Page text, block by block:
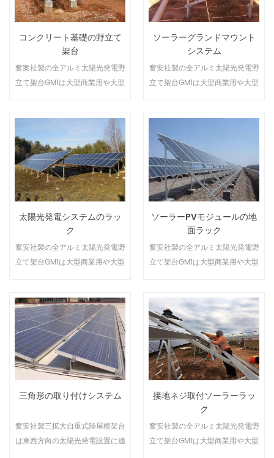
類と屋根構造に応じて多種類の支
持フックが開発されました。
コンクリート基礎の野立て
架台
奮案社製の全アルミ太陽光発電野
立て架台GM1は大型商業用や大型
種類を問わずお客様のニーズに合
わせて設置することができます。
ソーラーグランドマウント
システム
奮安社製の全アルミ太陽光発電野
立て架台GM1は大型商業用や大型
わせて設置することができます。
太陽光発電システムのラッ
ク
奮安社製の全アルミ太陽光発電野
立て架台GM1は大型商業用や大型
種類を問わずお客様のニーズに合
わせて設置することができます。
ソーラーPVモジュールの地
面ラック
奮安社製の全アルミ太陽光発電野
立て架台GM1は大型商業用や大型
種類を問わずお客様のニーズに合
わせて設置することができます。
三角形の取り付けシステム
奮安社製三拡大自重式陸屋根架台
は東西方向の太陽光発電設置に適
接地ネジ取付ソーラーラッ
ク
奮安社製の全アルミ太陽光発電野
立て架台GM1は大型商業用や大型